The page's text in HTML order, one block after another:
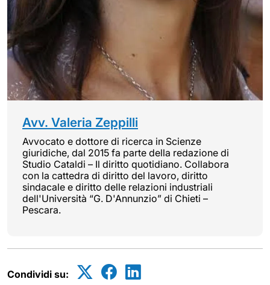
Avv. Valeria Zeppilli
Avvocato e dottore di ricerca in Scienze
giuridiche, dal 2015 fa parte della redazione di
Studio Cataldi – Il diritto quotidiano. Collabora
con la cattedra di diritto del lavoro, diritto
sindacale e diritto delle relazioni industriali
dell'Università “G. D'Annunzio” di Chieti –
Pescara.
Condividi su: